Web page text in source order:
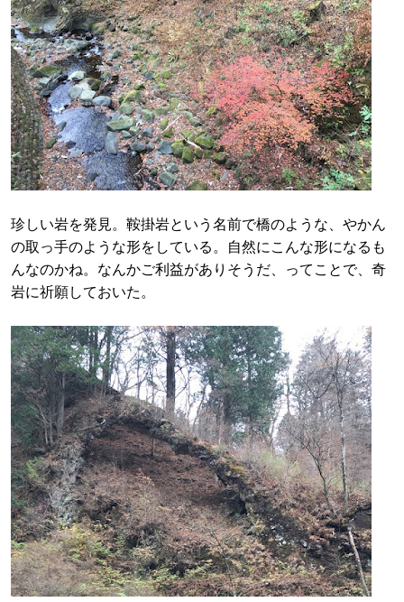
珍しい岩を発見。鞍掛岩という名前で橋のような、やかん
の取っ手のような形をしている。自然にこんな形になるも
んなのかね。なんかご利益がありそうだ、ってことで、奇
岩に祈願しておいた。